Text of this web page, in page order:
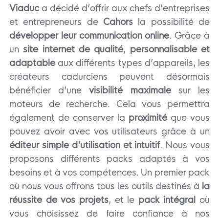
Viaduca décidé d’offrir aux chefs d’entreprises
et entrepreneurs de Cahors la possibilité de
développer leur communication online. Grâce à
unsite internet de qualité, personnalisable et
adaptableaux différents types d’appareils, les
créateurs cadurciens peuvent désormais
bénéficier d’unevisibilité maximalesur les
moteurs de recherche. Cela vous permettra
également de conserver la proximitéque vous
pouvez avoir avec vos utilisateurs grâce à un
éditeur simple d’utilisation et intuitif. Nous vous
proposons différents packs adaptés à vos
besoins et à vos compétences. Un premier pack
où nous vous offrons tous les outils destinés à la
réussite de vos projets, et le pack intégral où
vous choisissez de faire confiance à nos